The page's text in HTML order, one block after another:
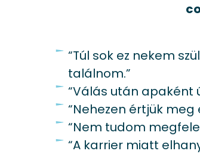
“Túl sok ez nekem
találnom.”
“Válás után apaként
“Nehezen értjük
“Nem tudom
“A karrier miatt